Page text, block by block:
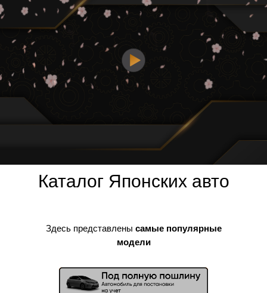
Каталог Японских авто
Здесь представлены самые популярные
модели